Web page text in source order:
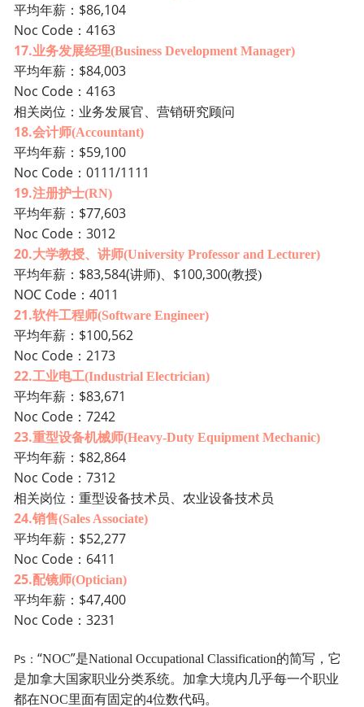
平均年薪： $86,104
Noc Code：4163
17.业务发展经理(Business Development Manager)
平均年薪： $84,003
Noc Code：4163
相关岗位：业务发展官、营销研究顾问
18.会计师(Accountant)
平均年薪：$59,100
Noc Code：0111/1111
19.注册护士(RN)
平均年薪： $77,603
Noc Code：3012
20.大学教授、讲师(University Professor and Lecturer)
平均年薪： $83,584(讲师) $100,300(教授)
NOC Code：4011
21.软件工程师(Software Engineer)
平均年薪： $100,562
Noc Code：2173
22.工业电工(Industrial Electrician)
平均年薪： $83,671
Noc Code：7242
23.重型设备机械师(Heavy-Duty Equipment Mechanic)
平均年薪： $82,864
Noc Code：7312
相关岗位：重型设备技术员、农业设备技术员
24.销售(Sales Associate)
平均年薪： $52,277
Noc Code：6411
25.配镜师(Optician)
平均年薪： $47,400
Noc Code：3231
Ps ：“NOC”是National Occupational Classification的简写，它
是加拿大国家职业分类系统。加拿大境内几乎每一个职业
都在NOC里面有固定的4位数代码。